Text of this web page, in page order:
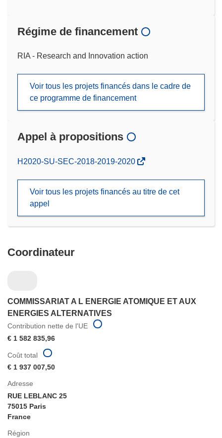
Régime de financement
RIA - Research and Innovation action
Voir tous les projets financés dans le cadre de
ce programme de financement
Appel à propositions
(s’ouvre
nouvelle
fenêtre)
H2020-SU-SEC-2018-2019-2020
Voir tous les projets financés au titre de cet
appel
Coordinateur
COMMISSARIAT A L ENERGIE ATOMIQUE ET AUX
ENERGIES ALTERNATIVES
Contribution nette de l'UE
€ 1 582 835,96
Adresse
RUE LEBLANC 25
75015 Paris
France
Région
Coût total
€ 1 937 007,50